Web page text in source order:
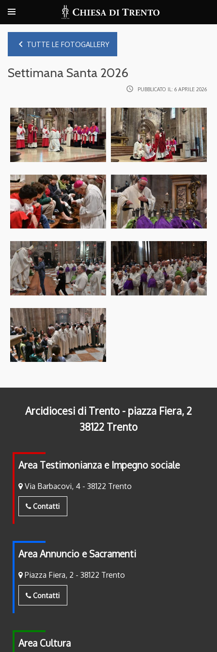
navigate_before TUTTE LE FOTOGALLERY
Settimana Santa 2026
access_time PUBBLICATO IL: 6 APRILE 2026
Arcidiocesi di Trento - piazza Fiera, 2
38122 Trento
Area Testimonianza e Impegno sociale
Via Barbacovi, 4 - 38122 Trento
Contatti
Area Annuncio e Sacramenti
Piazza Fiera, 2 - 38122 Trento
Contatti
Area Cultura